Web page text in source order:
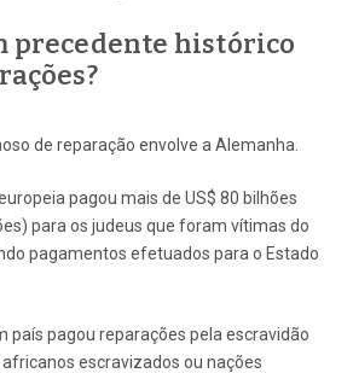
precedente histórico
de reparação envolve a Alemanha.
pagou mais de US$ 80 bilhões
para os judeus que foram vítimas do
pagamentos efetuados para o Estado
país pagou reparações pela escravidão
escravizados ou nações